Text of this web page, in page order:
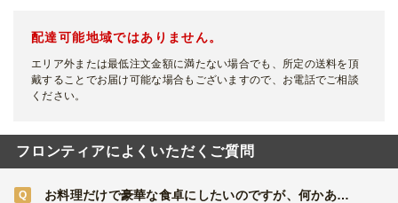
配達可能地域ではありません。
エリア外または最低注文金額に満たない場合でも、所定の送料を頂
戴することでお届け可能な場合もございますので、お電話でご相談
ください。
フロンティアによくいただくご質問
お料理だけで豪華な食卓にしたいのですが、何かありますか？